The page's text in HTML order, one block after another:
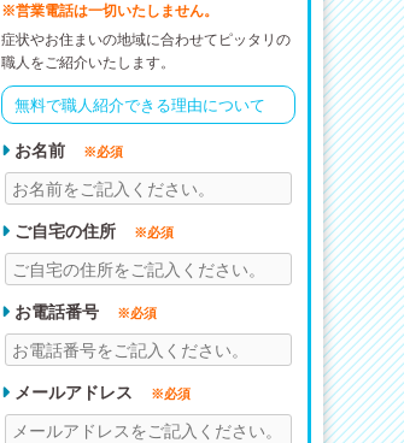
※営業電話は一切いたしません。
症状やお住まいの地域に合わせてピッタリの
職人をご紹介いたします。
無料で職人紹介できる理由について
お名前 ※必須
ご自宅の住所 ※必須
お電話番号 ※必須
メールアドレス ※必須